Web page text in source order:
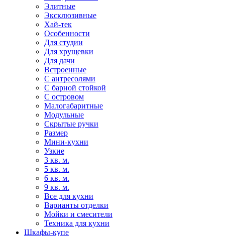
Элитные
Эксклюзивные
Хай-тек
Особенности
Для студии
Для хрущевки
Для дачи
Встроенные
С антресолями
С барной стойкой
С островом
Малогабаритные
Модульные
Скрытые ручки
Размер
Мини-кухни
Узкие
3 кв. м.
5 кв. м.
6 кв. м.
9 кв. м.
Все для кухни
Варианты отделки
Мойки и смесители
Техника для кухни
Шкафы-купе